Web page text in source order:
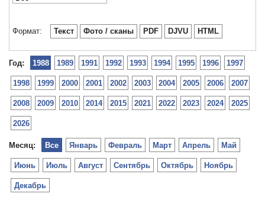
Формат: Текст Фото / сканы PDF DJVU HTML
Год: 1988 1989 1991 1992 1993 1994 1995 1996 1997
1998 1999 2000 2001 2002 2003 2004 2005 2006 2007
2008 2009 2010 2014 2015 2021 2022 2023 2024 2025
2026
Месяц: Январь Февраль Март Апрель Май
Июнь Июль Август Сентябрь Октябрь Ноябрь
Декабрь
Все